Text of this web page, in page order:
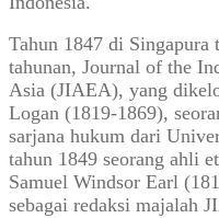
Tahun 1847 di
tahunan, Journal of the
Asia (JIAEA), yang
Logan (1819-1869),
sarjana hukum dari
tahun 1849 seorang ahli
Samuel Windsor Earl
sebagai redaksi majalah